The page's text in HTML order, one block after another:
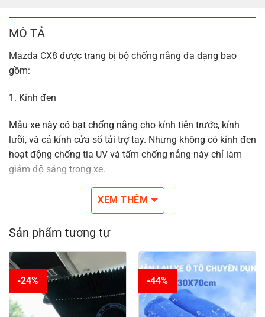
MÔ TẢ
Mazda CX8 được trang bị bộ chống nắng đa dạng bao
gồm:
1. Kính đen
Mẫu xe này có bạt chống nắng cho kính tiễn trước, kính
lưỡi, và cả kính cửa sổ tải trợ tay. Nhưng không có kính đen
hoạt động chống tia UV và tấm chống nắng này chỉ làm
giảm độ sáng trong xe.
và có thể tùy chỉnh được góc độ theo ý muốn. Ngoài ra,
tấm chống nắng cũng có chức năng chống tia cực tím
(UV).
3. Điều hòa tự động
XEM THÊM
Sản phẩm tương tự
-24% -44%